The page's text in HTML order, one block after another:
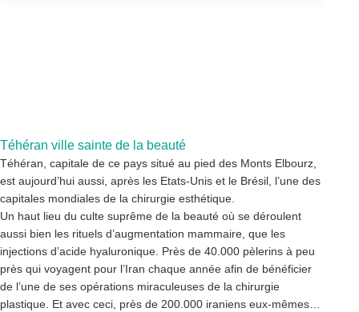
Téhéran ville sainte de la beauté
Téhéran, capitale de ce pays situé au pied des Monts Elbourz,
est aujourd’hui aussi, après les Etats-Unis et le Brésil, l’une des
capitales mondiales de la chirurgie esthétique.
Un haut lieu du culte suprême de la beauté où se déroulent
aussi bien les rituels d’augmentation mammaire, que les
injections d’acide hyaluronique. Près de 40.000 pèlerins à peu
près qui voyagent pour l’Iran chaque année afin de bénéficier
de l’une de ses opérations miraculeuses de la chirurgie
plastique. Et avec ceci, près de 200.000 iraniens eux-mêmes…